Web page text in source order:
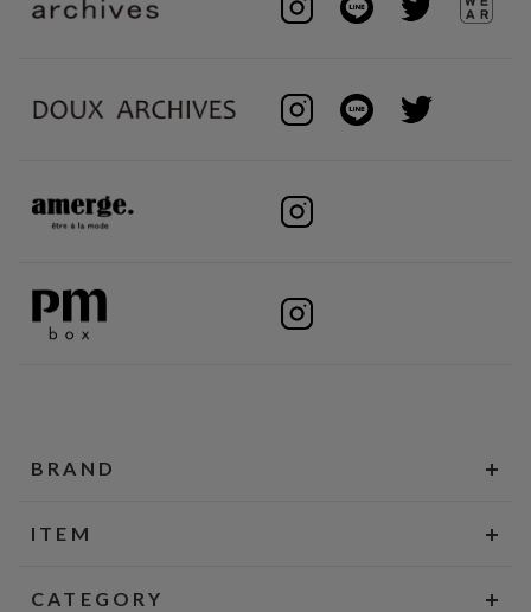
BRAND
ITEM
CATEGORY